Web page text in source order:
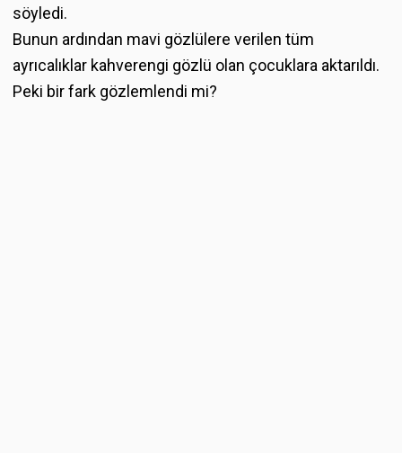
söyledi.
Bunun ardından mavi gözlülere verilen tüm
ayrıcalıklar kahverengi gözlü olan çocuklara aktarıldı.
Peki bir fark gözlemlendi mi?